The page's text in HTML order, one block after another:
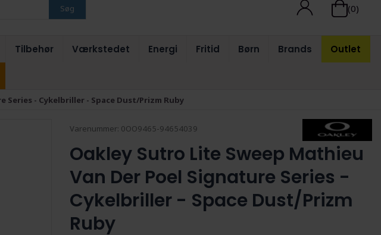
Søg (0)
Tilbehør Værkstedet Energi Fritid Børn Brands Outlet
Series - Cykelbriller - Space Dust/Prizm Ruby
Varenummer: 0OO9465-94654039
Oakley Sutro Lite Sweep Mathieu
Van Der Poel Signature Series -
Cykelbriller - Space Dust/Prizm
Ruby